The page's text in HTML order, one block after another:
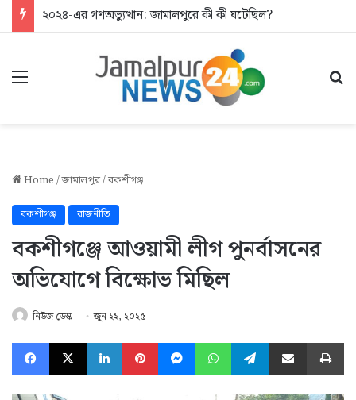
২০২৪-এর গণঅভ্যুত্থান: জামালপুরে কী কী ঘটেছিল?
Menu
Home/জামালপুর/বকশীগঞ্জ
বকশীগঞ্জ রাজনীতি
বকশীগঞ্জে আওয়ামী লীগ পুনর্বাসনের
অভিযোগে বিক্ষোভ মিছিল
নিউজ ডেস্ক জুন ২২, ২০২৫
Facebook
X LinkedInPinterestMessengerWhatsAppTelegramShare via Email